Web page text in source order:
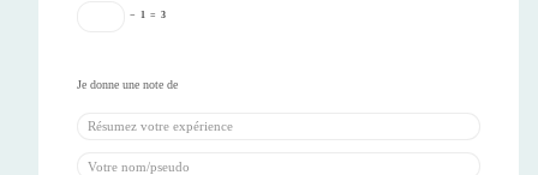
− 1 = 3